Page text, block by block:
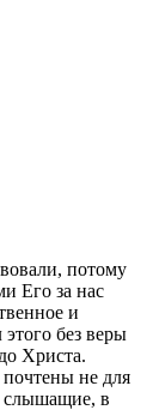
потому
Его за нас
и
без веры
Христа.
не для
слышащие, в